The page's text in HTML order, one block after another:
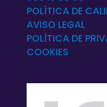
POLÍTICA DE
AVISO LEGAL
POLÍTICA DE
COOKIES